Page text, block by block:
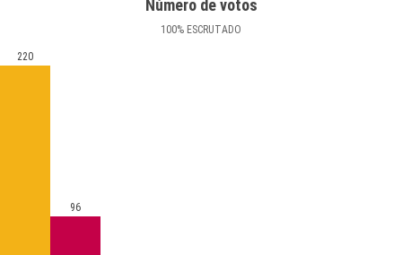
Número de votos
100% ESCRUTADO
220
96